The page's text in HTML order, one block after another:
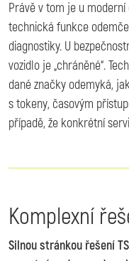
Právě v tom je u
technická funkce
diagnostiky. U
vozidlo je „chráněné“.
dané značky odemyká,
s tokeny, časovým
případě, že konkrétní
Komplexní
Silnou stránkou řešení